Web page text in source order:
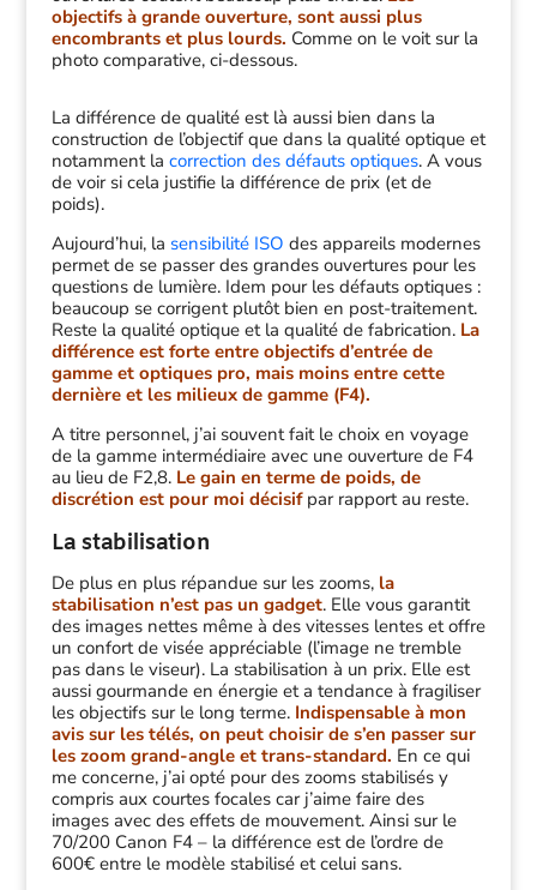
objectifs à grande ouverture, sont aussi plus
encombrants et plus lourds. Comme on le voit sur la
photo comparative, ci-dessous.
La différence de qualité est là aussi bien dans la
construction de l’objectif que dans la qualité optique et
notamment la correction des défauts optiques. A vous
de voir si cela justifie la différence de prix (et de
poids).
Aujourd’hui, la sensibilité ISO des appareils modernes
permet de se passer des grandes ouvertures pour les
questions de lumière. Idem pour les défauts optiques :
beaucoup se corrigent plutôt bien en post-traitement.
Reste la qualité optique et la qualité de fabrication. La
différence est forte entre objectifs d’entrée de
gamme et optiques pro, mais moins entre cette
dernière et les milieux de gamme (F4).
A titre personnel, j’ai souvent fait le choix en voyage
de la gamme intermédiaire avec une ouverture de F4
au lieu de F2,8. Le gain en terme de poids, de
discrétion est pour moi décisif par rapport au reste.
La stabilisation
De plus en plus répandue sur les zooms, la
stabilisation n’est pas un gadget. Elle vous garantit
des images nettes même à des vitesses lentes et offre
un confort de visée appréciable (l’image ne tremble
pas dans le viseur). La stabilisation à un prix. Elle est
aussi gourmande en énergie et a tendance à fragiliser
les objectifs sur le long terme. Indispensable à mon
avis sur les télés, on peut choisir de s’en passer sur
les zoom grand-angle et trans-standard. En ce qui
me concerne, j’ai opté pour des zooms stabilisés y
compris aux courtes focales car j’aime faire des
images avec des effets de mouvement. Ainsi sur le
70/200 Canon F4 – la différence est de l’ordre de
600€ entre le modèle stabilisé et celui sans.